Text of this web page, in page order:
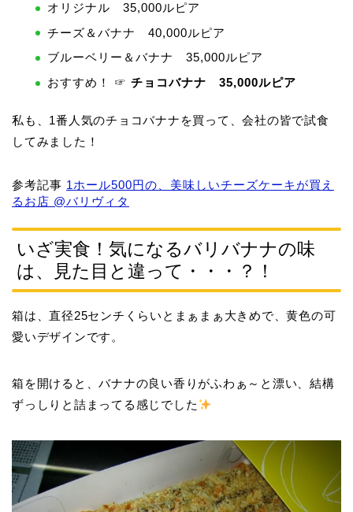
オリジナル 35,000ルピア
チーズ＆バナナ 40,000ルピア
ブルーベリー＆バナナ 35,000ルピア
おすすめ！
☞ チョコバナナ 35,000ルピア
私も、1番人気のチョコバナナを買って、会社の皆で試食
してみました！
参考記事 1ホール500円の、美味しいチーズケーキが買え
るお店 @バリヴィタ
いざ実食！気になるバリバナナの味
は、見た目と違って・・・？！
箱は、直径25センチくらいとまぁまぁ大きめで、黄色の可
愛いデザインです。
箱を開けると、バナナの良い香りがふわぁ～と漂い、結構
ずっしりと詰まってる感じでした